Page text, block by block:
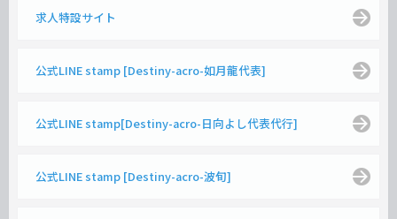
求人特設サイト
公式LINE stamp [Destiny-acro-如月龍代表]
公式LINE stamp[Destiny-acro-日向よし代表代行]
公式LINE stamp [Destiny-acro-波旬]